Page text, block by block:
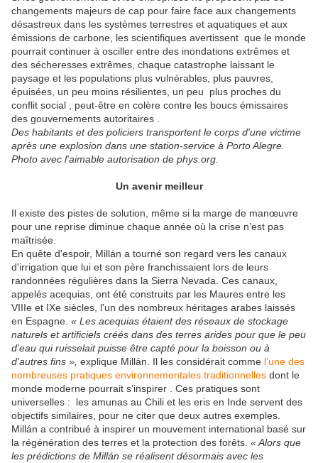
changements majeurs de cap pour faire face aux changements
désastreux dans les systèmes terrestres et aquatiques et aux
émissions de carbone, les scientifiques avertissent que le monde
pourrait continuer à osciller entre des inondations extrêmes et
des sécheresses extrêmes, chaque catastrophe laissant le
paysage et les populations plus vulnérables, plus pauvres,
épuisées, un peu moins résilientes, un peu plus proches du
conflit social , peut-être en colère contre les boucs émissaires
des gouvernements autoritaires .
Des habitants et des policiers transportent le corps d'une victime
après une explosion dans une station-service à Porto Alegre.
Photo avec l'aimable autorisation de phys.org.
Un avenir meilleur
Il existe des pistes de solution, même si la marge de manœuvre
pour une reprise diminue chaque année où la crise n’est pas
maîtrisée.
En quête d'espoir, Millán a tourné son regard vers les canaux
d'irrigation que lui et son père franchissaient lors de leurs
randonnées régulières dans la Sierra Nevada. Ces canaux,
appelés acequias, ont été construits par les Maures entre les
VIIIe et IXe siècles, l'un des nombreux héritages arabes laissés
en Espagne. « Les acequias étaient des réseaux de stockage
naturels et artificiels créés dans des terres arides pour que le peu
d'eau qui ruisselait puisse être capté pour la boisson ou à
d'autres fins », explique Millán. Il les considérait comme l’une des
nombreuses pratiques environnementales traditionnelles dont le
monde moderne pourrait s’inspirer . Ces pratiques sont
universelles : les amunas au Chili et les eris en Inde servent des
objectifs similaires, pour ne citer que deux autres exemples.
Millán a contribué à inspirer un mouvement international basé sur
la régénération des terres et la protection des forêts. « Alors que
les prédictions de Millán se réalisent désormais avec les